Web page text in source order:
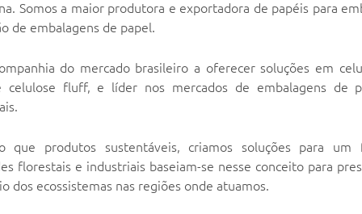
Somos a maior produtora e exportadora de papéis para
de embalagens de papel.
do mercado brasileiro a oferecer soluções em
celulose fluff, e líder nos mercados de embalagens de
que produtos sustentáveis, criamos soluções para um
florestais e industriais baseiam-se nesse conceito para
dos ecossistemas nas regiões onde atuamos.